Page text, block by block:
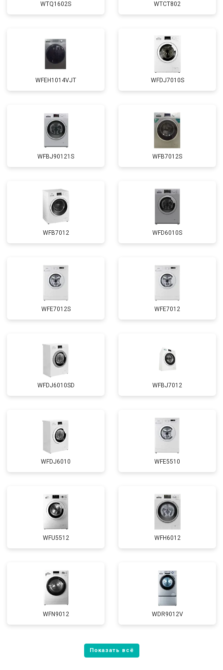
Замена подшипников от 2800 ₽ Заказать
Замена мотора от 3800 ₽ Заказать
от 2200 ₽ Заказать
Замена ТЭН от 2300 ₽ Заказать
Замена блока управления от 3600 ₽ Заказать
Замена прессостата от 3350 ₽ Заказать
Замена сливного насоса от 3450 ₽
Замена сливного шланга от 2100 ₽ Заказать
Замена УБЛ от 2100 ₽
Замена приводного ремня
WTQ1602S WTCT802
WFEH1014VJT WFDJ7010S
WFBJ90121S WFB7012S
WFB7012 WFD6010S
WFE7012S WFE7012
WFDJ6010SD WFBJ7012
WFDJ6010 WFE5510
WFU5512 WFH6012
WFN9012 WDR9012V